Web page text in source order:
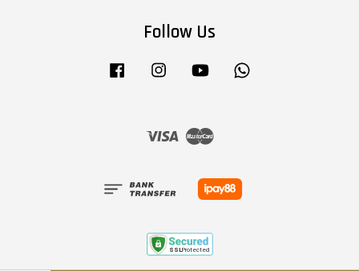
Follow Us
Facebook Instagram YouTube
Visa Master